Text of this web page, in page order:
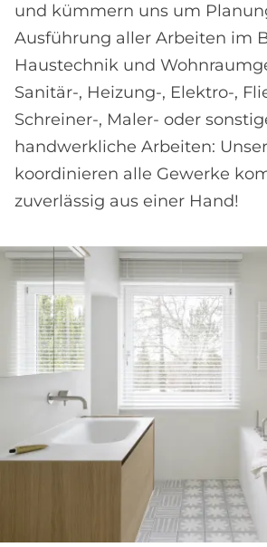
und kümmern uns um
Ausführung aller Arbeiten im
Haustechnik und
Sanitär-, Heizung-, Elektro-,
Schreiner-, Maler- oder
handwerkliche Arbeiten:
koordinieren alle Gewerke
zuverlässig aus einer Hand!